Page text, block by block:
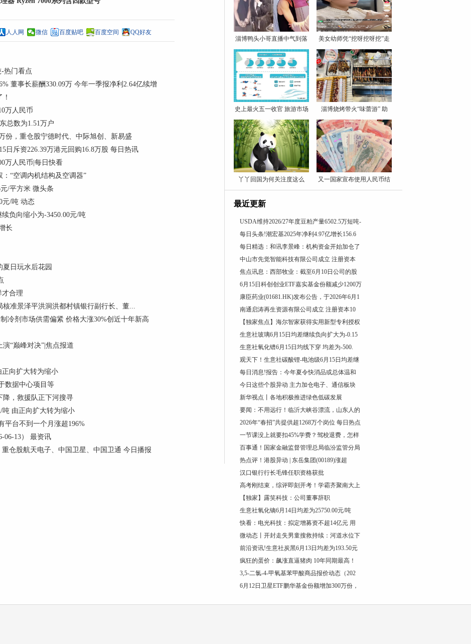
人人网 微信 百度贴吧 百度空间 QQ好友
-热门看点
董事长薪酬330.09万 今年一季报净利2.64亿续增
万人民币
总数为1.51万户
份，重仓股宁德时代、中际旭创、新易盛
日斥资226.39万港元回购16.8万股 每日热讯
万人民币|每日快看
：“空调内机结构及空调器”
/平方米 微头条
元/吨 动态
负向缩小为-3450.00元/吨
长
日玩水后花园
才合理
准景泽平洪洞洪都村镇银行副行长、董...
冷剂市场供需偏紧 价格大涨30%创近十年新高
“巅峰对决”|焦点报道
正向扩大转为缩小
数据中心项目等
降，救援队正下河搜寻
吨 由正向扩大转为缩小
平台不到一个月涨超196%
06-13） 最资讯
仓股航天电子、中国卫星、中国卫通 今日播报
淄博鸭头小哥直播中气到落
泪
美女幼师凭“挖呀挖呀挖”走
史上最火五一收官 旅游市场 淄博烧烤带火“味蕾游” 助
丫丫回国为何关注度这么
高？
又一国家宣布使用人民币结
算
最近更新
USDA维持2026/27年度豆粕产量6502.5万短吨-
每日头条!潮宏基2025年净利4.97亿增长156.6
每日精选：和讯李景峰：机构资金开始加仓了
中山市先觉智能科技有限公司成立 注册资本
焦点讯息：西部牧业：截至6月10日公司的股
6月15日科创创业ETF嘉实基金份额减少1200万
康臣药业(01681.HK)发布公告，于2026年6月1
南通启涛再生资源有限公司成立 注册资本10
【独家焦点】海尔智家获得实用新型专利授权
生意社玻璃6月15日均差继续负向扩大为-0.15
生意社氧化镨6月15日均线下穿 均差为-500.
观天下！生意社碳酸锂-电池级6月15日均差继
每日消息!报告：今年夏令快消品或总体温和
今日这些个股异动 主力加仓电子、通信板块
新华视点丨各地积极推进绿色低碳发展
要闻：不用远行！临沂大峡谷漂流，山东人的
2026年“春招”共提供超1268万个岗位 每日热点
一节课没上就要扣45%学费？驾校退费，怎样
百事通！国家金融监督管理总局临汾监管分局
热点评！港股异动 | 东岳集团(00189)涨超
汉口银行行长毛锋任职资格获批
高考刚结束，综评即刻开考！学霸齐聚南大上
【独家】露笑科技：公司董事辞职
生意社氧化镝6月14日均差为25750.00元/吨
快看：电光科技：拟定增募资不超14亿元 用
微动态丨开封走失男童搜救持续：河道水位下
前沿资讯!生意社炭黑6月13日均差为193.50元
疯狂的蛋价：飙涨直逼猪肉 10年同期最高！
3,5-二氯-4-甲氧基苯甲酸商品报价动态（202
6月12日卫星ETF鹏华基金份额增加300万份，